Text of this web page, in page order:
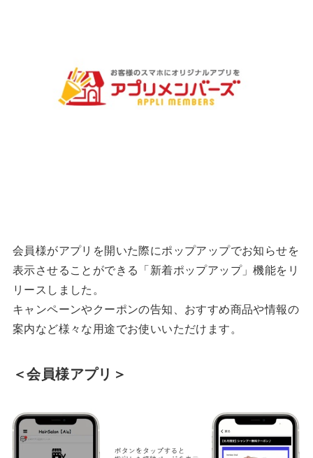
会員様がアプリを開いた際にポップアップでお知らせを
表示させることができる「新着ポップアップ」機能をリ
リースしました。
キャンペーンやクーポンの告知、おすすめ商品や情報の
案内など様々な用途でお使いいただけます。
＜会員様アプリ＞